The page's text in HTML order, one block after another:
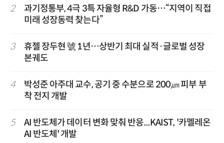
2
과기정통부, 4극 3특 자율형 R&D 가동…“지역이 직접
미래 성장동력 찾는다”
3
휴젤 장두현 號 1년…상반기 최대 실적·글로벌 성장
본궤도
4
박성준 아주대 교수, 공기 중 수분으로 200㎛ 피부 부
착 전지 개발
5
AI 반도체가 데이터 변화 맞춰 반응...KAIST, '카멜레온
AI 반도체' 개발